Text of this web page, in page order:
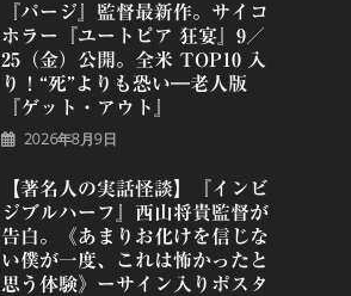
『パージ』監督最新作。サイコ
ホラー『ユートピア 狂宴』9／
25（金）公開。全米 TOP10 入
り！“死”よりも恐い―老人版
『ゲット・アウト』
2026年8月9日
【著名人の実話怪談】『インビ
ジブルハーフ』⻄⼭将貴監督が
告白。《あまりお化けを信じな
い僕が一度、これは怖かったと
思う体験》ーサイン入りポスタ